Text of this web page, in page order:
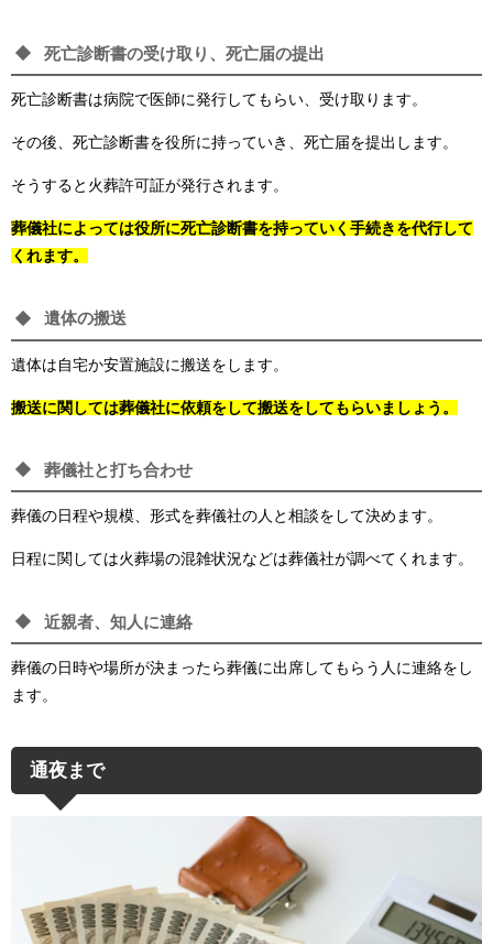
死亡診断書の受け取り、死亡届の提出
死亡診断書は病院で医師に発行してもらい、受け取ります。
その後、死亡診断書を役所に持っていき、死亡届を提出します。
そうすると火葬許可証が発行されます。
葬儀社によっては役所に死亡診断書を持っていく手続きを代行して
くれます。
遺体の搬送
遺体は自宅か安置施設に搬送をします。
搬送に関しては葬儀社に依頼をして搬送をしてもらいましょう。
葬儀社と打ち合わせ
葬儀の日程や規模、形式を葬儀社の人と相談をして決めます。
日程に関しては火葬場の混雑状況などは葬儀社が調べてくれます。
近親者、知人に連絡
葬儀の日時や場所が決まったら葬儀に出席してもらう人に連絡をし
ます。
通夜まで